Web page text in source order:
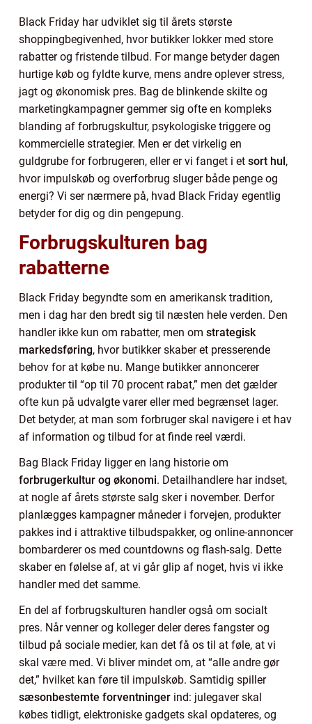
Black Friday har udviklet sig til årets største
shoppingbegivenhed, hvor butikker lokker med store
rabatter og fristende tilbud. For mange betyder dagen
hurtige køb og fyldte kurve, mens andre oplever stress,
jagt og økonomisk pres. Bag de blinkende skilte og
marketingkampagner gemmer sig ofte en kompleks
blanding af forbrugskultur, psykologiske triggere og
kommercielle strategier. Men er det virkelig en
guldgrube for forbrugeren, eller er vi fanget i et sort hul,
hvor impulskøb og overforbrug sluger både penge og
energi? Vi ser nærmere på, hvad Black Friday egentlig
betyder for dig og din pengepung.
Forbrugskulturen bag
rabatterne
Black Friday begyndte som en amerikansk tradition,
men i dag har den bredt sig til næsten hele verden. Den
handler ikke kun om rabatter, men om strategisk
markedsføring, hvor butikker skaber et presserende
behov for at købe nu. Mange butikker annoncerer
produkter til “op til 70 procent rabat,” men det gælder
ofte kun på udvalgte varer eller med begrænset lager.
Det betyder, at man som forbruger skal navigere i et hav
af information og tilbud for at finde reel værdi.
Bag Black Friday ligger en lang historie om
forbrugerkultur og økonomi. Detailhandlere har indset,
at nogle af årets største salg sker i november. Derfor
planlægges kampagner måneder i forvejen, produkter
pakkes ind i attraktive tilbudspakker, og online-annoncer
bombarderer os med countdowns og flash-salg. Dette
skaber en følelse af, at vi går glip af noget, hvis vi ikke
handler med det samme.
En del af forbrugskulturen handler også om socialt
pres. Når venner og kolleger deler deres fangster og
tilbud på sociale medier, kan det få os til at føle, at vi
skal være med. Vi bliver mindet om, at “alle andre gør
det,” hvilket kan føre til impulskøb. Samtidig spiller
sæsonbestemte forventninger ind: julegaver skal
købes tidligt, elektroniske gadgets skal opdateres, og